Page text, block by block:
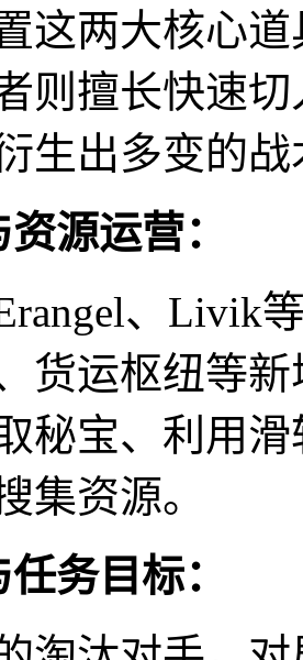
这两大核心
则擅长快速
生出多变的战
源运营：
、Livik
货运枢纽等
秘宝、利用
集资源。
务目标：